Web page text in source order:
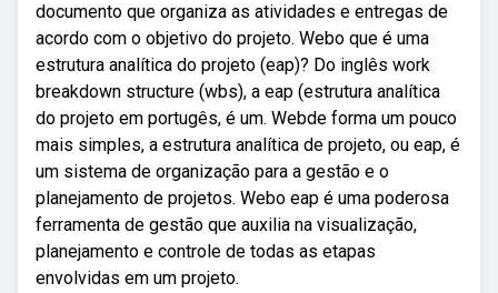
documento que organiza as atividades e entregas de
acordo com o objetivo do projeto. Webo que é uma
estrutura analítica do projeto (eap)? Do inglês work
breakdown structure (wbs), a eap (estrutura analítica
do projeto em portugês, é um. Webde forma um pouco
mais simples, a estrutura analítica de projeto, ou eap, é
um sistema de organização para a gestão e o
planejamento de projetos. Webo eap é uma poderosa
ferramenta de gestão que auxilia na visualização,
planejamento e controle de todas as etapas
envolvidas em um projeto.